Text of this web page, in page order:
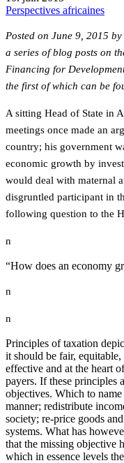
Perspectives africaines
Posted on June 9, 2015
a series of blog posts on
Financing for
the first of which can be
A sitting Head of State in
meetings once made an
country; his government
economic growth by
would deal with maternal
disgruntled participant in
following question to the
n
“How does an economy
n
n
Principles of taxation
it should be fair,
effective and at the heart
payers. If these principles
objectives. Which to
manner; redistribute
society; re-price goods
systems. What has
that the missing objective
which in essence levels